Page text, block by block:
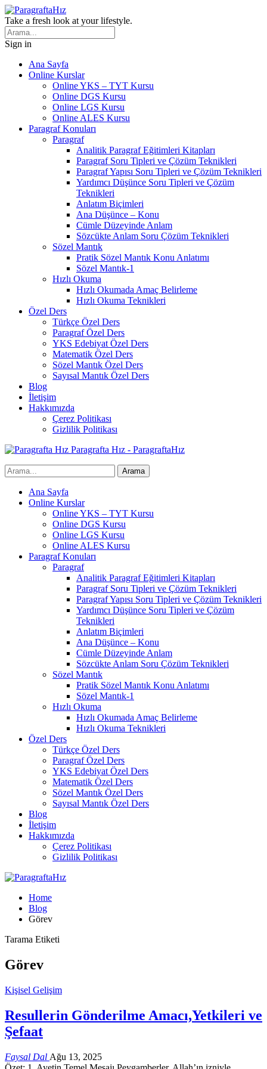
Take a fresh look at your lifestyle.
Sign in
Ana Sayfa
Online Kurslar
Online YKS – TYT Kursu
Online DGS Kursu
Online LGS Kursu
Online ALES Kursu
Paragraf Konuları
Paragraf
Analitik Paragraf Eğitimleri Kitapları
Paragraf Soru Tipleri ve Çözüm Teknikleri
Paragraf Yapısı Soru Tipleri ve Çözüm Teknikleri
Yardımcı Düşünce Soru Tipleri ve Çözüm
Teknikleri
Anlatım Biçimleri
Ana Düşünce – Konu
Cümle Düzeyinde Anlam
Sözcükte Anlam Soru Çözüm Teknikleri
Sözel Mantık
Pratik Sözel Mantık Konu Anlatımı
Sözel Mantık-1
Hızlı Okuma
Hızlı Okumada Amaç Belirleme
Hızlı Okuma Teknikleri
Özel Ders
Türkçe Özel Ders
Paragraf Özel Ders
YKS Edebiyat Özel Ders
Matematik Özel Ders
Sözel Mantık Özel Ders
Sayısal Mantık Özel Ders
Blog
İletişim
Hakkımızda
Çerez Politikası
Gizlilik Politikası
Paragrafta Hız - ParagraftaHız
Ana Sayfa
Online Kurslar
Online YKS – TYT Kursu
Online DGS Kursu
Online LGS Kursu
Online ALES Kursu
Paragraf Konuları
Paragraf
Analitik Paragraf Eğitimleri Kitapları
Paragraf Soru Tipleri ve Çözüm Teknikleri
Paragraf Yapısı Soru Tipleri ve Çözüm Teknikleri
Yardımcı Düşünce Soru Tipleri ve Çözüm
Teknikleri
Anlatım Biçimleri
Ana Düşünce – Konu
Cümle Düzeyinde Anlam
Sözcükte Anlam Soru Çözüm Teknikleri
Sözel Mantık
Pratik Sözel Mantık Konu Anlatımı
Sözel Mantık-1
Hızlı Okuma
Hızlı Okumada Amaç Belirleme
Hızlı Okuma Teknikleri
Özel Ders
Türkçe Özel Ders
Paragraf Özel Ders
YKS Edebiyat Özel Ders
Matematik Özel Ders
Sözel Mantık Özel Ders
Sayısal Mantık Özel Ders
Blog
İletişim
Hakkımızda
Çerez Politikası
Gizlilik Politikası
Home
Blog
Görev
Tarama Etiketi
Görev
Kişisel Gelişim
Resullerin Gönderilme Amacı,Yetkileri ve
Şefaat
Faysal Dal Ağu 13, 2025